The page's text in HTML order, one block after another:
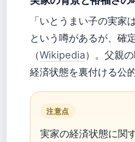
「いとうまい子の実家
という噂があるが、確
（Wikipedia）。父親
経済状態を裏付ける公
注意点
実家の経済状態に関